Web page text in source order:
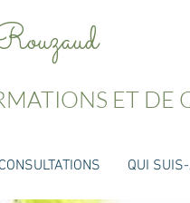
aud
ET DE
CONSULTATIONS QUI